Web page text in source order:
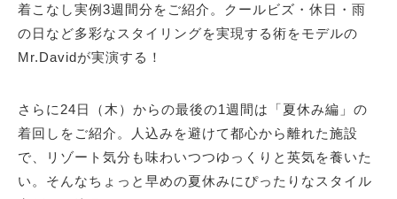
着こなし実例3週間分をご紹介。クールビズ・休日・雨
の日など多彩なスタイリングを実現する術をモデルの
Mr.Davidが実演する！
さらに24日（木）からの最後の1週間は「夏休み編」の
着回しをご紹介。人込みを避けて都心から離れた施設
で、リゾート気分も味わいつつゆっくりと英気を養いた
い。そんなちょっと早めの夏休みにぴったりなスタイル